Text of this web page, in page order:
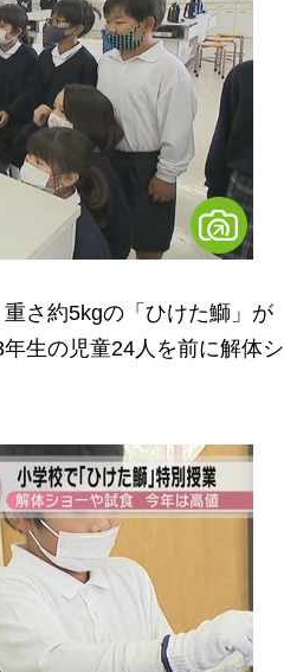
さ約5kgの「ひけた鰤」が
生の児童24人を前に解体シ